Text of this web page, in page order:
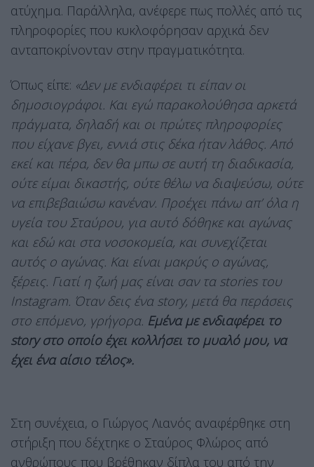
ατύχημα. Παράλληλα, ανέφερε πως πολλές από τις
πληροφορίες που κυκλοφόρησαν αρχικά δεν
ανταποκρίνονταν στην πραγματικότητα.
Όπως είπε: «Δεν με ενδιαφέρει τι είπαν οι
δημοσιογράφοι. Και εγώ παρακολούθησα αρκετά
πράγματα, δηλαδή και οι πρώτες πληροφορίες
που είχανε βγει, εννιά στις δέκα ήταν λάθος. Από
εκεί και πέρα, δεν θα μπω σε αυτή τη διαδικασία,
ούτε είμαι δικαστής, ούτε θέλω να διαψεύσω, ούτε
να επιβεβαιώσω κανέναν. Προέχει πάνω απ’ όλα η
υγεία του Σταύρου, για αυτό δόθηκε και αγώνας
και εδώ και στα νοσοκομεία, και συνεχίζεται
αυτός ο αγώνας. Και είναι μακρύς ο αγώνας,
ξέρεις. Γιατί η ζωή μας είναι σαν τα stories του
Instagram. Όταν δεις ένα story, μετά θα περάσεις
στο επόμενο, γρήγορα. Εμένα με ενδιαφέρει το
story στο οποίο έχει κολλήσει το μυαλό μου, να
έχει ένα αίσιο τέλος».
Στη συνέχεια, ο Γιώργος Λιανός αναφέρθηκε στη
στήριξη που δέχτηκε ο Σταύρος Φλώρος από
ανθρώπους που βρέθηκαν δίπλα του από την